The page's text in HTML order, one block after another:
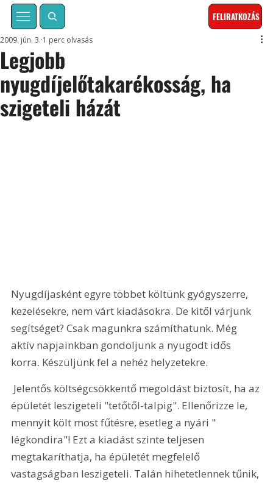
FELIRATKOZÁS
Legjobb
nyugdíjelőtakarékosság, ha
szigeteli házát
2009. jún. 3. 1 perc olvasás
Nyugdíjasként egyre többet költünk gyógyszerre,
kezelésekre, nem várt kiadásokra. De kitől várjunk
segítséget? Csak magunkra számíthatunk. Még
aktív napjainkban gondoljunk a nyugodt idős
korra. Készüljünk fel a nehéz helyzetekre.
épületét leszigeteli "tetőtől-talpig". Ellenőrizze le,
mennyit költ most fűtésre, esetleg a nyári "
légkondira"! Ezt a kiadást szinte teljesen
megtakaríthatja, ha épületét megfelelő
vastagságban leszigeteli. Talán hihetetlennek tűnik,